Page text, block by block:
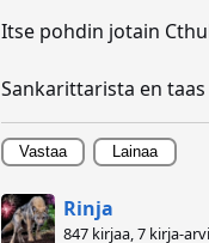
Itse pohdin jotain
Sankarittarista en
Vastaa Lainaa
Rinja
847 kirjaa, 7 kirja-